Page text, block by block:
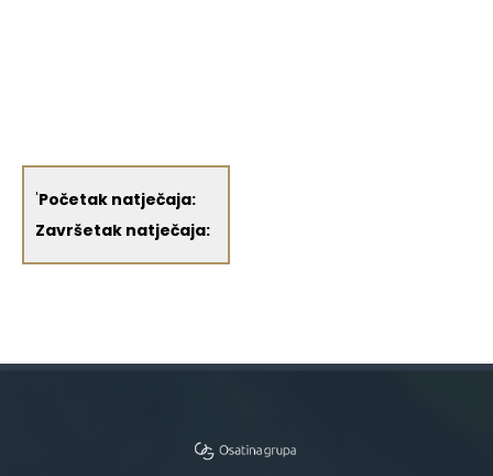
'Početak natječaja:
Završetak natječaja: